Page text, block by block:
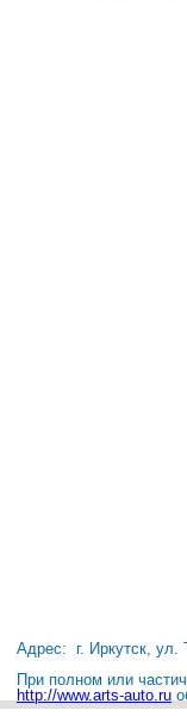
Адрес: г. Иркутск, ул.
При полном или
http://www.arts-auto.ru